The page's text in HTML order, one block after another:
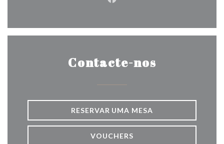
Facebook ((abre numa nova
Contacte-nos
RESERVAR UMA MESA
VOUCHERS